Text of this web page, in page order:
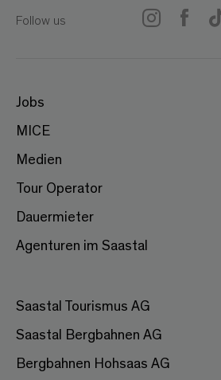
Follow us
Jobs
MICE
Medien
Tour Operator
Dauermieter
Agenturen im Saastal
Saastal Tourismus AG
Saastal Bergbahnen AG
Bergbahnen Hohsaas AG